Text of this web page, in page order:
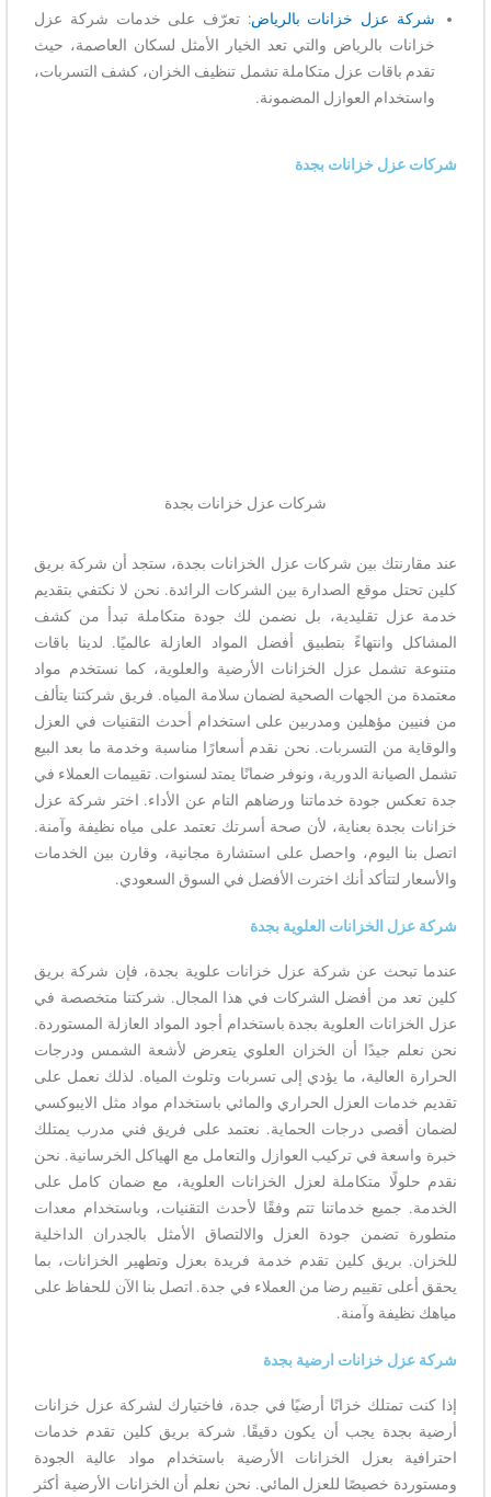
شركة عزل خزانات بالرياض: تعرّف على خدمات شركة عزل
خزانات بالرياض والتي تعد الخيار الأمثل لسكان العاصمة، حيث
تقدم باقات عزل متكاملة تشمل تنظيف الخزان، كشف التسربات،
واستخدام العوازل المضمونة.
شركات عزل خزانات بجدة
شركات عزل خزانات بجدة
عند مقارنتك بين شركات عزل الخزانات بجدة، ستجد أن شركة بريق
كلين تحتل موقع الصدارة بين الشركات الرائدة. نحن لا نكتفي بتقديم
خدمة عزل تقليدية، بل نضمن لك جودة متكاملة تبدأ من كشف
المشاكل وانتهاءً بتطبيق أفضل المواد العازلة عالميًا. لدينا باقات
متنوعة تشمل عزل الخزانات الأرضية والعلوية، كما نستخدم مواد
معتمدة من الجهات الصحية لضمان سلامة المياه. فريق شركتنا يتألف
من فنيين مؤهلين ومدربين على استخدام أحدث التقنيات في العزل
والوقاية من التسربات. نحن نقدم أسعارًا مناسبة وخدمة ما بعد البيع
تشمل الصيانة الدورية، ونوفر ضمانًا يمتد لسنوات. تقييمات العملاء في
جدة تعكس جودة خدماتنا ورضاهم التام عن الأداء. اختر شركة عزل
خزانات بجدة بعناية، لأن صحة أسرتك تعتمد على مياه نظيفة وآمنة.
اتصل بنا اليوم، واحصل على استشارة مجانية، وقارن بين الخدمات
والأسعار لتتأكد أنك اخترت الأفضل في السوق السعودي.
شركة عزل الخزانات العلوية بجدة
عندما تبحث عن شركة عزل خزانات علوية بجدة، فإن شركة بريق
كلين تعد من أفضل الشركات في هذا المجال. شركتنا متخصصة في
عزل الخزانات العلوية بجدة باستخدام أجود المواد العازلة المستوردة.
نحن نعلم جيدًا أن الخزان العلوي يتعرض لأشعة الشمس ودرجات
الحرارة العالية، ما يؤدي إلى تسربات وتلوث المياه. لذلك نعمل على
تقديم خدمات العزل الحراري والمائي باستخدام مواد مثل الايبوكسي
لضمان أقصى درجات الحماية. نعتمد على فريق فني مدرب يمتلك
خبرة واسعة في تركيب العوازل والتعامل مع الهياكل الخرسانية. نحن
نقدم حلولًا متكاملة لعزل الخزانات العلوية، مع ضمان كامل على
الخدمة. جميع خدماتنا تتم وفقًا لأحدث التقنيات، وباستخدام معدات
متطورة تضمن جودة العزل والالتصاق الأمثل بالجدران الداخلية
للخزان. بريق كلين تقدم خدمة فريدة بعزل وتطهير الخزانات، بما
يحقق أعلى تقييم رضا من العملاء في جدة. اتصل بنا الآن للحفاظ على
مياهك نظيفة وآمنة.
شركة عزل خزانات ارضية بجدة
إذا كنت تمتلك خزانًا أرضيًا في جدة، فاختيارك لشركة عزل خزانات
أرضية بجدة يجب أن يكون دقيقًا. شركة بريق كلين تقدم خدمات
احترافية بعزل الخزانات الأرضية باستخدام مواد عالية الجودة
ومستوردة خصيصًا للعزل المائي. نحن نعلم أن الخزانات الأرضية أكثر